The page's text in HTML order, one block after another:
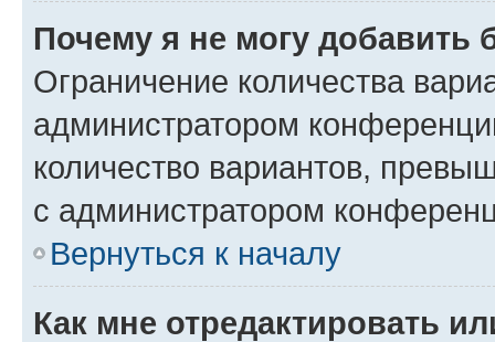
Почему я не могу добавить
Ограничение количества
администратором
количество вариантов,
с администратором
Вернуться к началу
Как мне отредактировать